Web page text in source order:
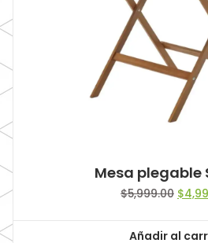
Mesa plegable
$5,999.00 $
Añadir al